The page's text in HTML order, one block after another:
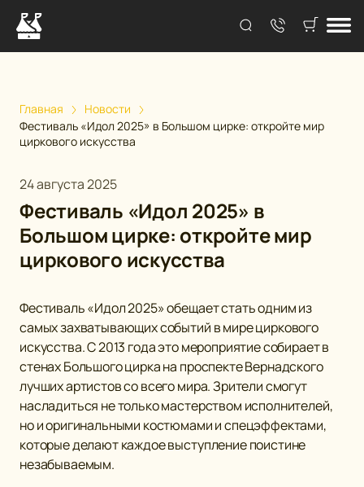
Главная
Новости
Фестиваль «Идол 2025» в Большом цирке: откройте мир
циркового искусства
24 августа 2025
Фестиваль «Идол 2025» в
Большом цирке: откройте мир
циркового искусства
Фестиваль «Идол 2025» обещает стать одним из
самых захватывающих событий в мире циркового
искусства. С 2013 года это мероприятие собирает в
стенах Большого цирка на проспекте Вернадского
лучших артистов со всего мира. Зрители смогут
насладиться не только мастерством исполнителей,
но и оригинальными костюмами и спецэффектами,
которые делают каждое выступление поистине
незабываемым.